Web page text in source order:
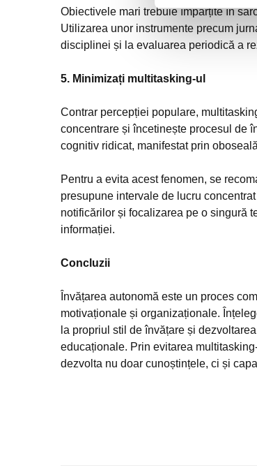
Obiectivele mari trebuie împărțite în
Utilizarea unor instrumente precum
disciplinei și la evaluarea periodică a
5. Minimizați multitasking-ul
Contrar percepției populare,
concentrare și încetinește procesul de
cognitiv ridicat, manifestat prin
Pentru a evita acest fenomen, se
presupune intervale de lucru
notificărilor și focalizarea pe o singură
informației.
Concluzii
Învățarea autonomă este un proces
motivaționale și organizaționale.
la propriul stil de învățare și
educaționale. Prin evitarea
dezvolta nu doar cunoștințele, ci și